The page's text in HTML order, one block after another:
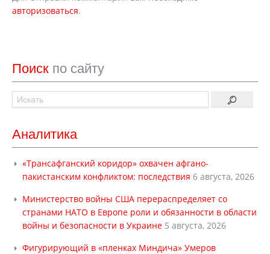
авторизоваться.
Поиск по сайту
Аналитика
«Трансафганский коридор» охвачен афгано-
пакистанским конфликтом: последствия 6 августа, 2026
Министерство войны США перераспределяет со
странами НАТО в Европе роли и обязанности в области
войны и безопасности в Украине 5 августа, 2026
Фигурирующий в «пленках Миндича» Умеров